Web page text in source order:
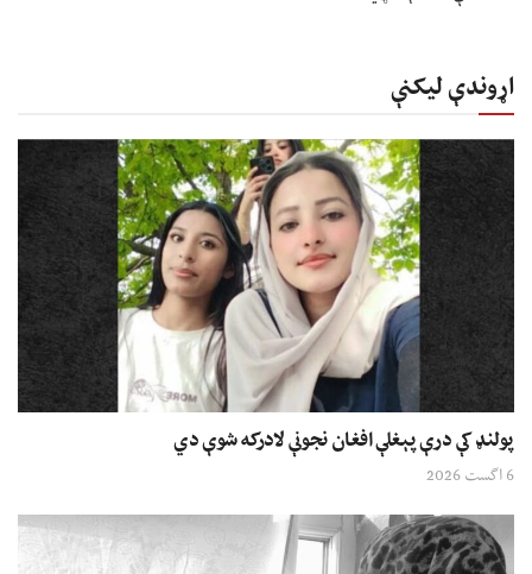
اړوندې لیکنې
پولنډ کې درې پېغلې افغان نجونې لادرکه شوې دي
6 اگست 2026